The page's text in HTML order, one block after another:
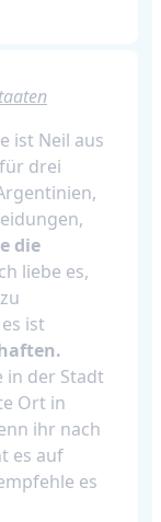
ist Neil aus
drei
die
liebe es,
ist
in der Stadt
Ort in
ihr nach
es auf
es